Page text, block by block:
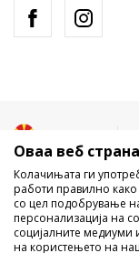
Оваа веб
Колачињата ги
работи правилно
со цел подобрување
персонализација на
социјалните медиуми
на користењето на